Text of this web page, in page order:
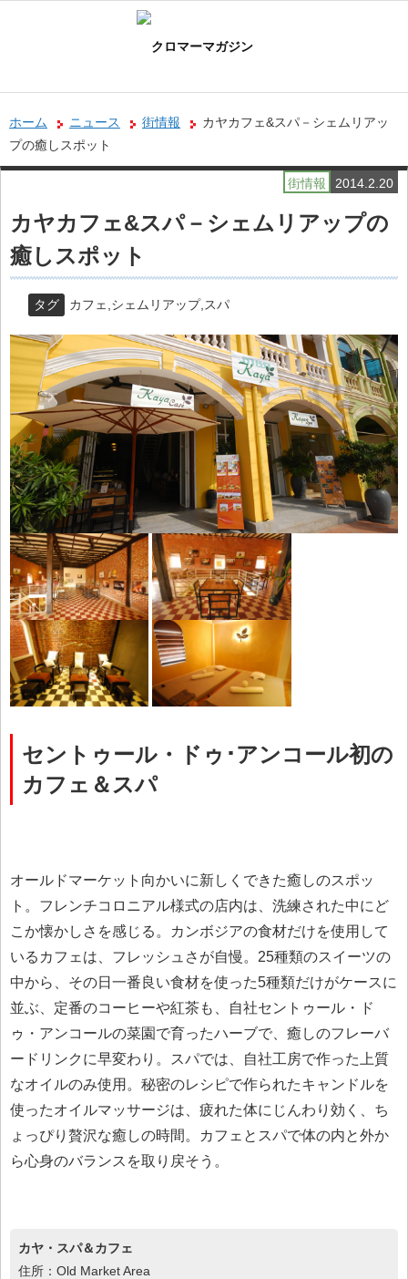
ホーム ニュース 街情報
カヤカフェ&スパ－シェムリアッ
プの癒しスポット
2014.2.20
街情報
カヤカフェ&スパ－シェムリアップの
癒しスポット
タグ カフェ シェムリアップ, スパ
セントゥール・ドゥ･アンコール初の
カフェ＆スパ
オールドマーケット向かいに新しくできた癒しのスポッ
ト。フレンチコロニアル様式の店内は、洗練された中にど
こか懐かしさを感じる。カンボジアの食材だけを使用して
いるカフェは、フレッシュさが自慢。25種類のスイーツの
中から、その日一番良い食材を使った5種類だけがケースに
並ぶ、定番のコーヒーや紅茶も、自社セントゥール・ド
ゥ・アンコールの菜園で育ったハーブで、癒しのフレーバ
ードリンクに早変わり。スパでは、自社工房で作った上質
なオイルのみ使用。秘密のレシピで作られたキャンドルを
使ったオイルマッサージは、疲れた体にじんわり効く、ち
ょっぴり贅沢な癒しの時間。カフェとスパで体の内と外か
ら心身のバランスを取り戻そう。
カヤ・スパ＆カフェ
住所：Old Market Area